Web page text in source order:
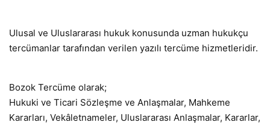
Ulusal ve Uluslararası hukuk konusunda uzman hukukçu
tercümanlar tarafından verilen yazılı tercüme hizmetleridir.
Bozok Tercüme olarak;
Hukuki ve Ticari Sözleşme ve Anlaşmalar, Mahkeme
Kararları, Vekâletnameler, Uluslararası Anlaşmalar, Kararlar,